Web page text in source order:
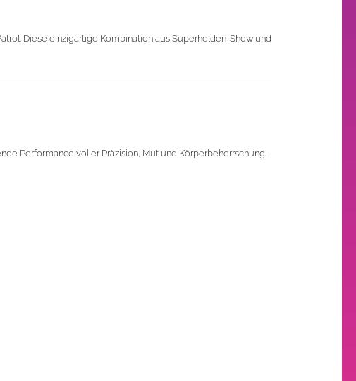
Diese einzigartige Kombination aus Superhelden-Show und
Performance voller Präzision, Mut und Körperbeherrschung.